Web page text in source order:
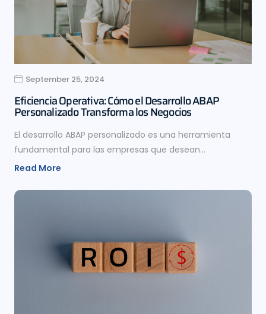
September 25, 2024
Eficiencia Operativa: Cómo el Desarrollo ABAP
Personalizado Transforma los Negocios
El desarrollo ABAP personalizado es una herramienta
fundamental para las empresas que desean…
Read More